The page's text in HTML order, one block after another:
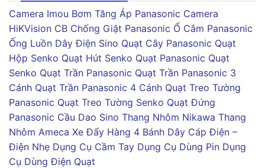
Camera Imou Bơm Tăng Áp Panasonic Camera
HiKVision CB Chống Giật Panasonic Ổ Cắm Panasonic
Ống Luồn Dây Điện Sino Quạt Cây Panasonic Quạt
Hộp Senko Quạt Hút Senko Quạt Panasonic Quạt
Senko Quạt Trần Panasonic Quạt Trần Panasonic 3
Cánh Quạt Trần Panasonic 4 Cánh Quạt Treo Tường
Panasonic Quạt Treo Tường Senko Quạt Đứng
Panasonic Cầu Dao Sino Thang Nhôm Nikawa Thang
Nhôm Ameca Xe Đẩy Hàng 4 Bánh Dây Cáp Điện –
Điện Nhẹ Dụng Cụ Cầm Tay Dụng Cụ Dùng Pin Dụng
Cụ Dùng Điện Quạt